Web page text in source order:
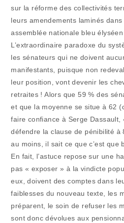
sur la réforme des collectivités
leurs amendements laminés dans
assemblée nationale bleu
L’extraordinaire paradoxe du
les sénateurs qui ne doivent
manifestants, puisque non
leur position, vont devenir les
retraites ! Alors que 59 % des
et que la moyenne se situe à 62
faire confiance à Serge Dassault,
défendre la clause de pénibilité à
au moins, il sait ce que c’est que
En fait, l’astuce repose sur une
pas « exposer » à la vindicte
eux, doivent des comptes dans
faiblesses du nouveau texte, les
préparent, le soin de refuser les
sont donc dévolues aux